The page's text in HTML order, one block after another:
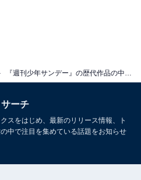
）」などのコメントが寄せら
ママです
サーチ
スをはじめ、最新のリリース情報、ト
中で注目を集めている話題をお知らせ